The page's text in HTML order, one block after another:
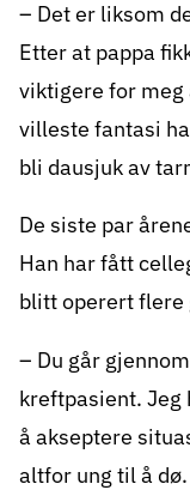
– Det er liksom
Etter at pappa
viktigere for meg
villeste fantasi
bli dausjuk av
De siste par
Han har fått
blitt operert flere
– Du går
kreftpasient.
å akseptere
altfor ung til å